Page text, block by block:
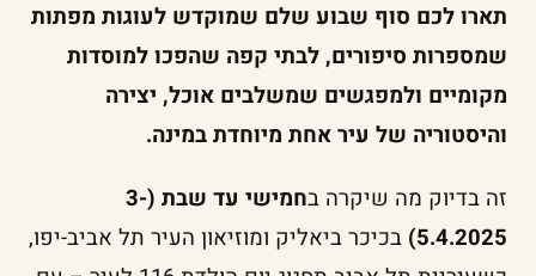
תארו לכם סוף שבוע שלם שמוקדש לעוגות מפתות
שמספרות סיפורים, לבתי קפה שהפכו למוסדות
מקומיים ולמפגשים שמשלבים אוכל, יצירה
והיסטוריה של עיר אחת מיוחדת במינה.
זה בדיוק מה שיקרה ב
חמישי עד שבת (3-
5.4.2025) בכיכר ביאליק ומוזיאון העיר תל אביב-יפו,